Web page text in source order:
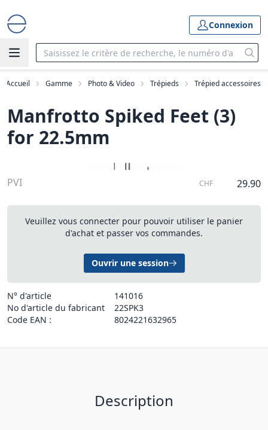
Connexion
Accueil Gamme Photo & Video Trépieds Trépied accessoires
Manfrotto Spiked Feet (3)
for 22.5mm
PVI CHF 29.90
Veuillez vous connecter pour pouvoir utiliser le panier
d'achat et passer vos commandes.
Ouvrir une session
N° d'article
141016
No d'article du fabricant
22SPK3
Code EAN :
8024221632965
Description